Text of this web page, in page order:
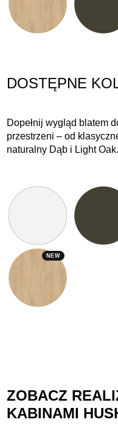
DOSTĘPNE
Dopełnij wygląd blatem
przestrzeni – od
naturalny Dąb i Light Oak.
NEW
ZOBACZ
KABINAMI